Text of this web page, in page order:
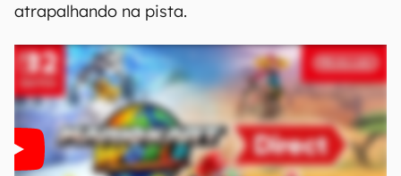
atrapalhando na pista.